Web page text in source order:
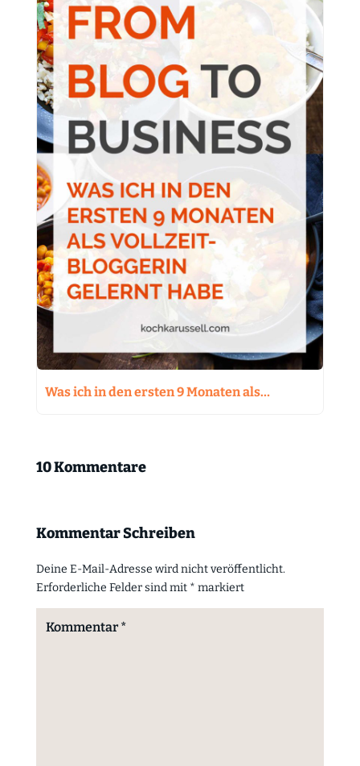
Was ich in den ersten 9 Monaten als…
10 Kommentare
Kommentar Schreiben
Deine E-Mail-Adresse wird nicht veröffentlicht.
Erforderliche Felder sind mit * markiert